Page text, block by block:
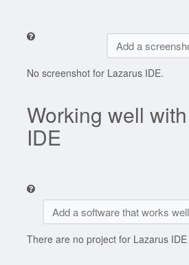
Add a
No screenshot for Lazarus IDE.
Working well
IDE
Add a software that works
There are no project for Lazarus IDE